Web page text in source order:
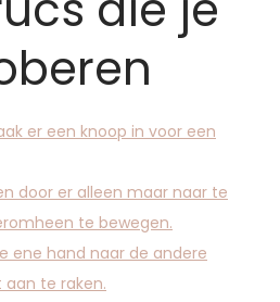
er een knoop in voor een
door er alleen maar naar te
te bewegen.
ene hand naar de andere
aan te raken.